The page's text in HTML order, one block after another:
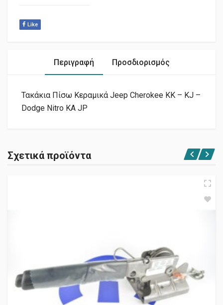
Like
Περιγραφή Προσδιορισμός
Τακάκια Πίσω Κεραμικά Jeep Cherokee KK – KJ –
Dodge Nitro KA JP
Σχετικά προϊόντα